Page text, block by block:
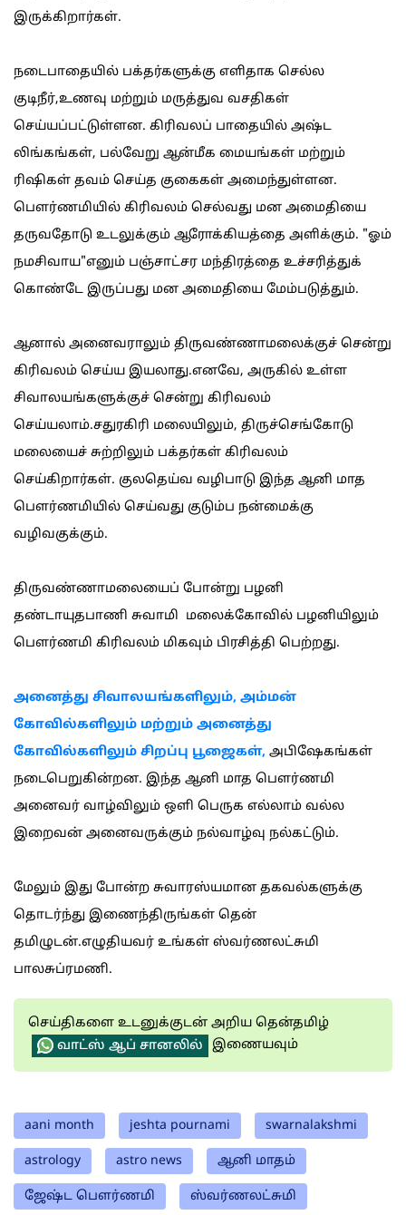
இருக்கிறார்கள்.
நடைபாதையில் பக்தர்களுக்கு எளிதாக செல்ல
குடிநீர்,உணவு மற்றும் மருத்துவ வசதிகள்
செய்யப்பட்டுள்ளன. கிரிவலப் பாதையில் அஷ்ட
லிங்கங்கள், பல்வேறு ஆன்மீக மையங்கள் மற்றும்
ரிஷிகள் தவம் செய்த குகைகள் அமைந்துள்ளன.
பௌர்ணமியில் கிரிவலம் செல்வது மன அமைதியை
தருவதோடு உடலுக்கும் ஆரோக்கியத்தை அளிக்கும். "ஓம்
நமசிவாய"எனும் பஞ்சாட்சர மந்திரத்தை உச்சரித்துக்
கொண்டே இருப்பது மன அமைதியை மேம்படுத்தும்.
ஆனால் அனைவராலும் திருவண்ணாமலைக்குச் சென்று
கிரிவலம் செய்ய இயலாது.எனவே, அருகில் உள்ள
சிவாலயங்களுக்குச் சென்று கிரிவலம்
செய்யலாம்.சதுரகிரி மலையிலும், திருச்செங்கோடு
மலையைச் சுற்றிலும் பக்தர்கள் கிரிவலம்
செய்கிறார்கள். குலதெய்வ வழிபாடு இந்த ஆனி மாத
பௌர்ணமியில் செய்வது குடும்ப நன்மைக்கு
வழிவகுக்கும்.
திருவண்ணாமலையைப் போன்று பழனி
தண்டாயுதபாணி சுவாமி மலைக்கோவில் பழனியிலும்
பௌர்ணமி கிரிவலம் மிகவும் பிரசித்தி பெற்றது.
அனைத்து சிவாலயங்களிலும், அம்மன்
கோவில்களிலும் மற்றும் அனைத்து
கோவில்களிலும் சிறப்பு பூஜைகள், அபிஷேகங்கள்
நடைபெறுகின்றன. இந்த ஆனி மாத பௌர்ணமி
அனைவர் வாழ்விலும் ஒளி பெருக எல்லாம் வல்ல
இறைவன் அனைவருக்கும் நல்வாழ்வு நல்கட்டும்.
மேலும் இது போன்ற சுவாரஸ்யமான தகவல்களுக்கு
தொடர்ந்து இணைந்திருங்கள் தென்
தமிழுடன்.எழுதியவர் உங்கள் ஸ்வர்ணலட்சுமி
பாலசுப்ரமணி.
செய்திகளை உடனுக்குடன் அறிய தென்தமிழ்
வாட்ஸ் ஆப் சானலில்
இணையவும்
aani month jeshta pournami swarnalakshmi
astrology astro news ஆனி மாதம்
ஜேஷ்ட பெளர்ணமி ஸ்வர்ணலட்சுமி